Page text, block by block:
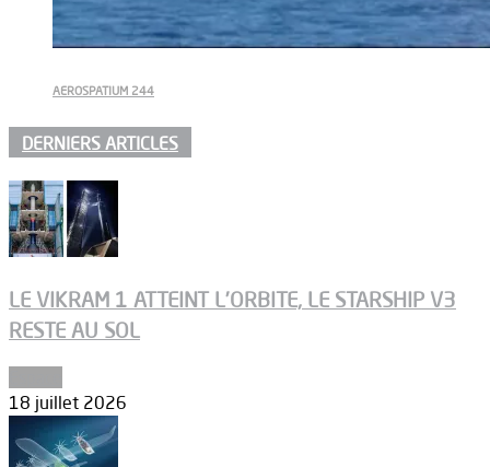
AEROSPATIUM 244
DERNIERS ARTICLES
LE VIKRAM 1 ATTEINT L’ORBITE, LE STARSHIP V3
RESTE AU SOL
18 juillet 2026